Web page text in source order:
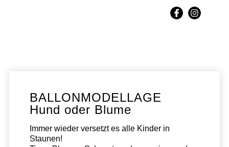
BALLON­­MODEL­LAGE
Hund oder Blume
Immer wieder versetzt es alle Kinder in
Staunen!